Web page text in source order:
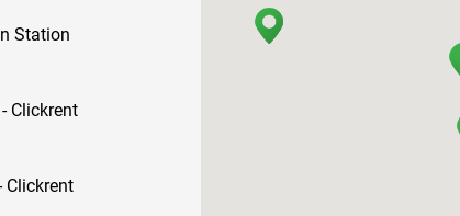
Station
Clickrent
Clickrent